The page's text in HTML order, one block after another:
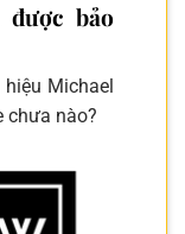
bảo
Michael
chưa nào?